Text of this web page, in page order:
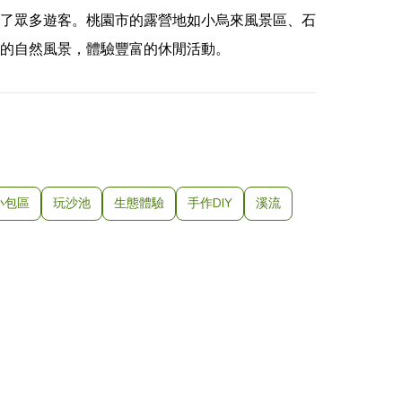
眾多遊客。桃園市的露營地如小烏來風景區、石
然風景，體驗豐富的休閒活動。
包區 玩沙池 生態體驗 手作DIY 溪流